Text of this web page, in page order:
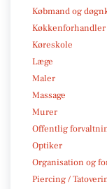
Købmand og
Køkkenforhandler
Køreskole
Læge
Maler
Massage
Murer
Offentlig
Optiker
Organisation og
Piercing /